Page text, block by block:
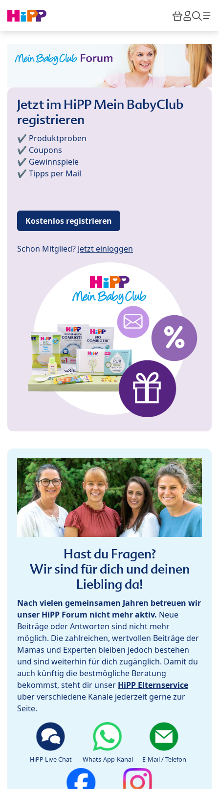
HiPP
Jetzt im HiPP Mein BabyClub
registrieren
✔️ Produktproben
✔️ Coupons
✔️ Gewinnspiele
✔️ Tipps per Mail
Kostenlos registrieren
Schon Mitglied? Jetzt einloggen
Hast du Fragen?
Wir sind für dich und deinen
Liebling da!
Nach vielen gemeinsamen Jahren betreuen wir
unser HiPP Forum nicht mehr aktiv. Neue
Beiträge oder Antworten sind nicht mehr
möglich. Die zahlreichen, wertvollen Beiträge der
Mamas und Experten bleiben jedoch bestehen
und sind weiterhin für dich zugänglich. Damit du
auch künftig die bestmögliche Beratung
bekommst, steht dir unser HiPP Elternservice
über verschiedene Kanäle jederzeit gerne zur
Seite.
HiPP Live Chat Whats-App-Kanal E-Mail / Telefon